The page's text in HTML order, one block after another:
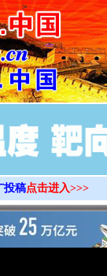
>
投稿点击进入>>>